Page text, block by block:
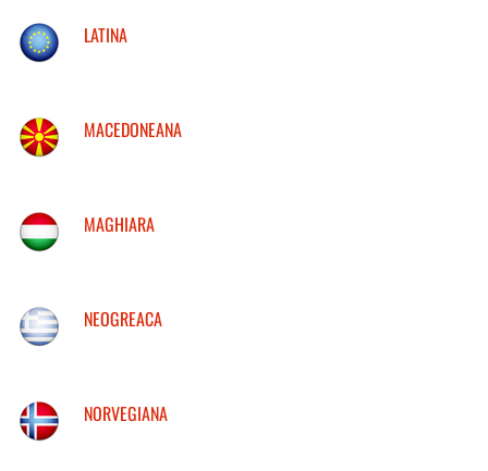
LATINA
MACEDONEANA
MAGHIARA
NEOGREACA
NORVEGIANA